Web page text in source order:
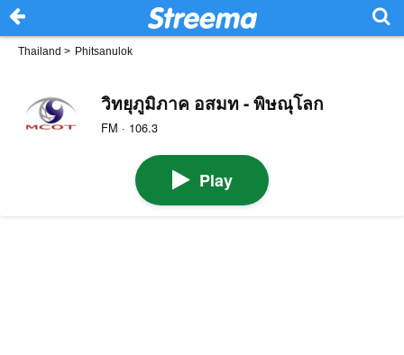
Thailand > Phitsanulok
วิทยุภูมิภาค อสมท - พิษณุโลก
FM · 106.3
Play